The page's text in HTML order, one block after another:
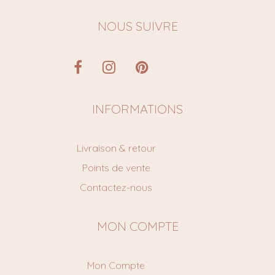
NOUS SUIVRE
INFORMATIONS
Livraison & retour
Points de vente
Contactez-nous
MON COMPTE
Mon Compte